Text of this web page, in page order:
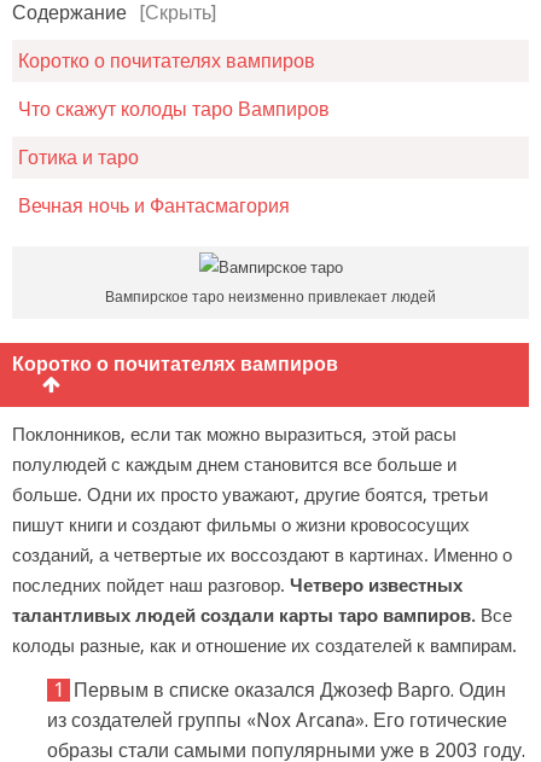
Содержание [Скрыть]
Коротко о почитателях вампиров
Что скажут колоды таро Вампиров
Готика и таро
Вечная ночь и Фантасмагория
Вампирское таро неизменно привлекает людей
Коротко о почитателях вампиров
Поклонников, если так можно выразиться, этой расы
полулюдей с каждым днем становится все больше и
больше. Одни их просто уважают, другие боятся, третьи
пишут книги и создают фильмы о жизни кровососущих
созданий, а четвертые их воссоздают в картинах. Именно о
последних пойдет наш разговор. Четверо известных
талантливых людей создали карты таро вампиров. Все
колоды разные, как и отношение их создателей к вампирам.
Первым в списке оказался Джозеф Варго. Один
из создателей группы «Nox Arcana». Его готические
образы стали самыми популярными уже в 2003 году.